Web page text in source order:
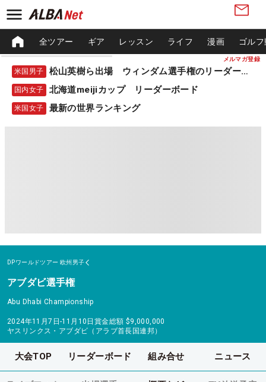
メルマガ登録
全ツアー ギア レッスン ライフ 漫画 ゴル
米国男子 松山英樹ら出場 ウィンダム選手権のリーダーボード
国内女子 北海道meijiカップ リーダーボード
米国女子 最新の世界ランキング
DPワールドツアー 欧州男子
アブダビ選手権
Abu Dhabi Championship
2024年11月7日-11月10日 賞金総額 $9,000,000
ヤスリンクス・アブダビ（アラブ首長国連邦）
大会TOP リーダーボード 組み合せ ニュース